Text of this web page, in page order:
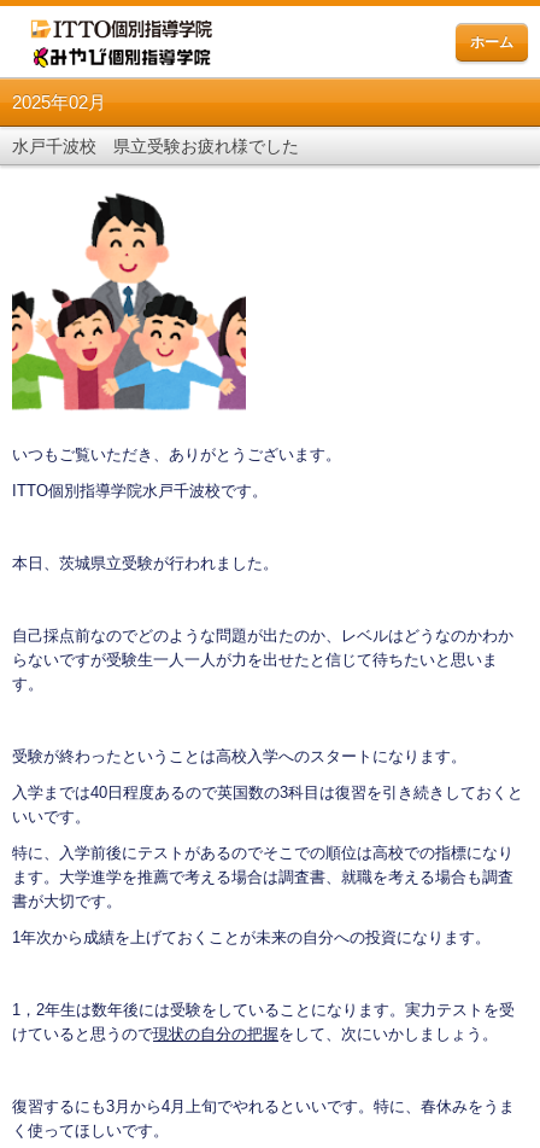
ホーム
2025年02月
水戸千波校 県立受験お疲れ様でした
いつもご覧いただき、ありがとうございます。
ITTO個別指導学院水戸千波校です。
本日、茨城県立受験が行われました。
自己採点前なのでどのような問題が出たのか、レベルはどうなのかわか
らないですが受験生一人一人が力を出せたと信じて待ちたいと思いま
す。
受験が終わったということは高校入学へのスタートになります。
入学までは40日程度あるので英国数の3科目は復習を引き続きしておくと
いいです。
特に、入学前後にテストがあるのでそこでの順位は高校での指標になり
ます。大学進学を推薦で考える場合は調査書、就職を考える場合も調査
書が大切です。
1年次から成績を上げておくことが未来の自分への投資になります。
1，2年生は数年後には受験をしていることになります。実力テストを受
けていると思うので現状の自分の把握をして、次にいかしましょう。
復習するにも3月から4月上旬でやれるといいです。特に、春休みをうま
く使ってほしいです。